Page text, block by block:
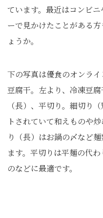
ています。最近はコンビ
ーで見かけたことがある
ょうか。
下の写真は優食のオンラ
豆腐干。左より、冷凍豆
（長）、平切り。細切り
トされていて和えものや
り（長）はお鍋の〆など
ます。平切りは平麺の代
のなどに最適です。